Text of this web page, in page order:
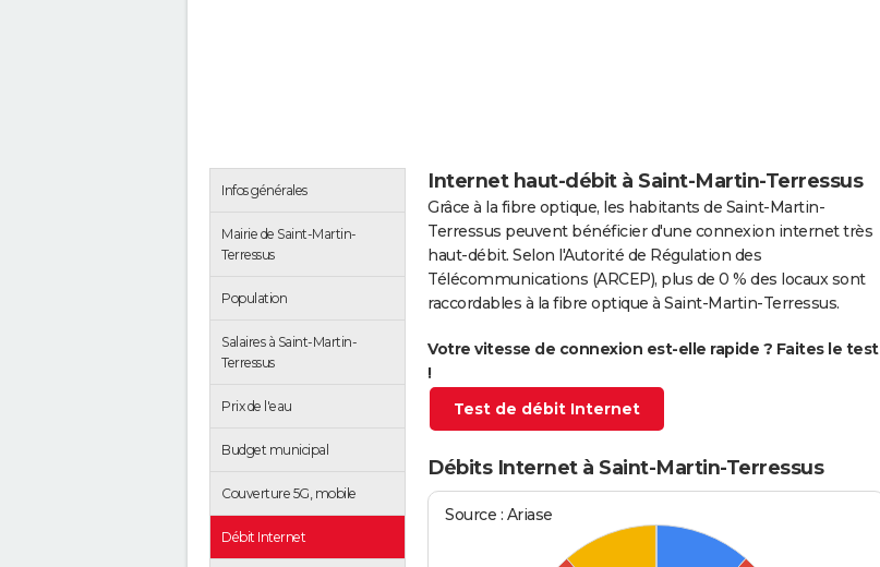
Infos générales
Mairie de Saint-Martin-
Terressus
Population
Salaires à Saint-Martin-
Terressus
Prix de l'eau
Budget municipal
Couverture 5G, mobile
Débit Internet
Internet haut-débit à Saint-Martin-Terressus
Grâce à la fibre optique, les habitants de Saint-Martin-
Terressus peuvent bénéficier d'une connexion internet très
haut-débit. Selon l'Autorité de Régulation des
Télécommunications (ARCEP), plus de 0 % des locaux sont
raccordables à la fibre optique à Saint-Martin-Terressus.
Votre vitesse de connexion est-elle rapide ? Faites le test
!
Test de débit Internet
Débits Internet à Saint-Martin-Terressus
Source : Ariase